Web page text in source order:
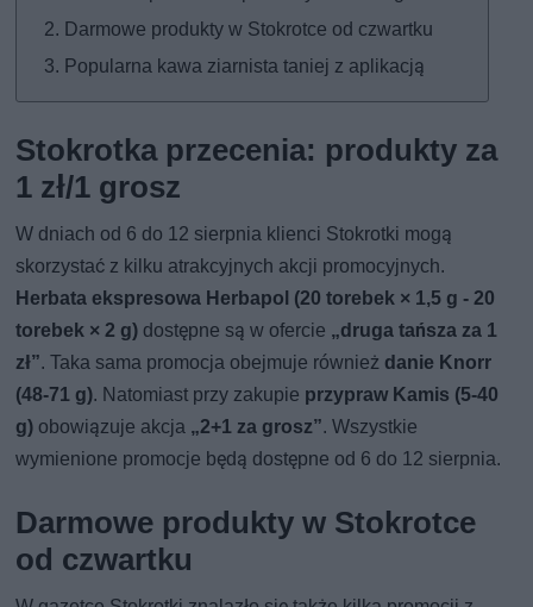
Darmowe produkty w Stokrotce od czwartku
Popularna kawa ziarnista taniej z aplikacją
Stokrotka przecenia: produkty za
1 zł/1 grosz
W dniach od 6 do 12 sierpnia klienci Stokrotki mogą
skorzystać z kilku atrakcyjnych akcji promocyjnych.
Herbata ekspresowa Herbapol (20 torebek × 1,5 g - 20
torebek × 2 g) dostępne są w ofercie „druga tańsza za 1
zł”. Taka sama promocja obejmuje również danie Knorr
(48-71 g). Natomiast przy zakupie przypraw Kamis (5-40
g) obowiązuje akcja „2+1 za grosz”. Wszystkie
wymienione promocje będą dostępne od 6 do 12 sierpnia.
Darmowe produkty w Stokrotce
od czwartku